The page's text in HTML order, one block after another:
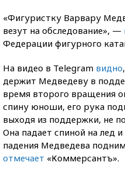
«Фигуристку Варвару
везут на обследование», —
Федерации фигурного
На видео в Telegram видно
держит Медведеву в
время второго вращения
спину юноши, его рука
выходя из поддержки, не
Она падает спиной на лед
падения Медведева
отмечает «Коммерсантъ».